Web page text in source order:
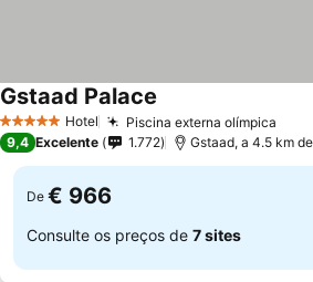
5 Estrelas Hotel Piscina externa olímpica
Gstaad Palace
9,4 Excelente 1.772 Gstaad, a 4.5 km
De € 966
Consulte os preços de 7 sites